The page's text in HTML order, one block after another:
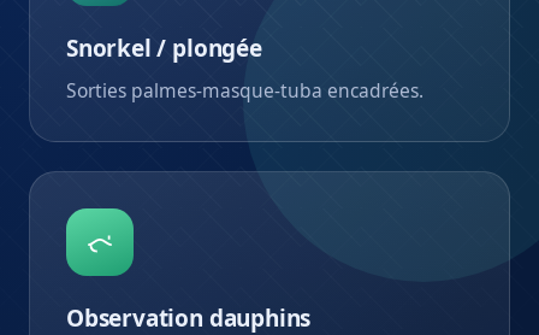
Snorkel / plongée
Sorties palmes-masque-tuba encadrées.
Observation dauphins